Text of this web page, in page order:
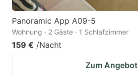
Panoramic App A09-5
Wohnung · 2 Gäste · 1 Schlafzimmer
159 € /Nacht
Zum Angebot